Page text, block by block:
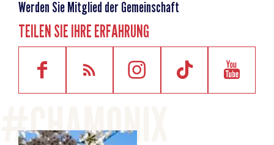
Werden Sie Mitglied der Gemeinschaft
TEILEN SIE IHRE ERFAHRUNG